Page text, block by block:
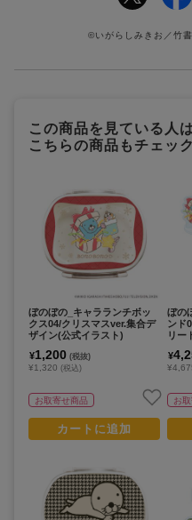
©いがらしみきお／竹
この商品を見ている人は
こちらの商品もチェッ
ぼのぼの_キャラランチボッ
クス04/クリスマスver.集合デ
ザイン(公式イラスト)
¥1,200 (税抜)
¥1,320 (税込)
お取寄せ商品
カートに追加
ぼの
ンド
リー
／5
¥
お